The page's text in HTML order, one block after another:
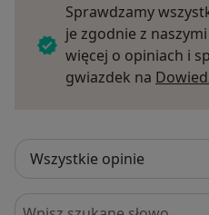
Sprawdzamy
je zgodnie z
więcej o opiniach i
gwiazdek na
Szukaj w opiniach